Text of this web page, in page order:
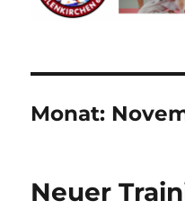
Monat:
Neuer